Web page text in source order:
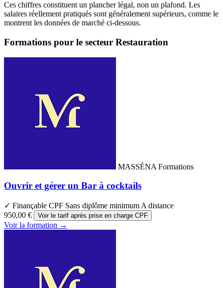
Ces chiffres constituent un plancher légal, non un plafond. Les
salaires réellement pratiqués sont généralement supérieurs, comme le
montrent les données de marché ci-dessous.
Formations pour le secteur Restauration
MASSÉNA Formations
Ouvrir et gérer un Bar à cocktails
✓ Finançable CPF Sans diplôme minimum A distance
950,00 €
Voir le tarif après prise en charge CPF
Voir la formation →